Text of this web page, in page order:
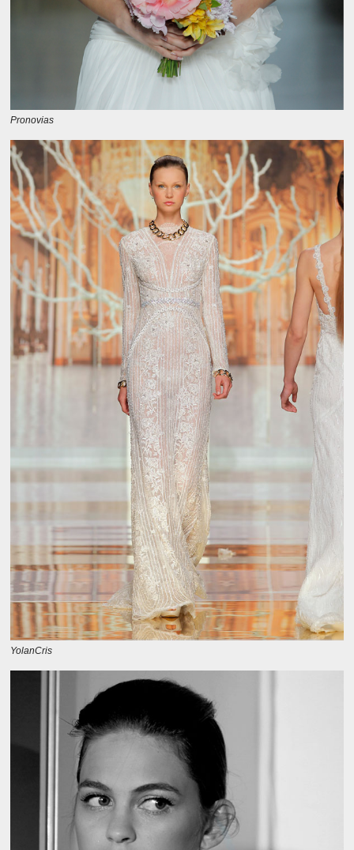
Pronovias
YolanCris